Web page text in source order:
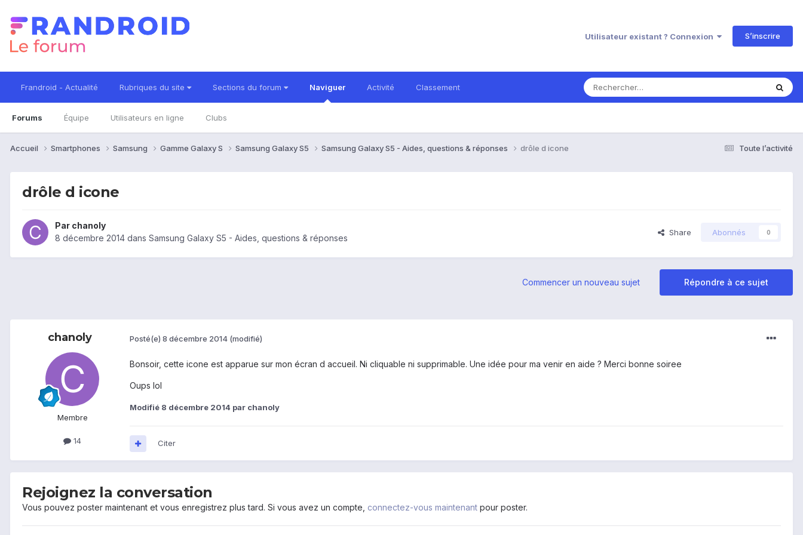
Utilisateur existant ? Connexion S’inscrire
Frandroid - Actualité Rubriques du site Sections du forum Naviguer
Forums Équipe Utilisateurs en ligne Clubs
Activité Classement
Toute l’activité
Accueil Smartphones Samsung Gamme Galaxy S Samsung Galaxy S5 Samsung Galaxy S5 - Aides, questions & réponses drôle d icone
drôle d icone
Par chanoly
8 décembre 2014 dans Samsung Galaxy S5 - Aides, questions & réponses
Share Abonnés 0
Répondre à ce sujet
Commencer un nouveau sujet
chanoly
Membre
14
Posté(e) 8 décembre 2014 (modifié)
Bonsoir, cette icone est apparue sur mon écran d accueil. Ni cliquable ni supprimable. Une idée pour ma venir en aide ? Merci bonne soiree
Oups lol
Modifié 8 décembre 2014 par chanoly
Citer
Rejoignez la conversation
Vous pouvez poster maintenant et vous enregistrez plus tard. Si vous avez un compte, connectez-vous maintenant pour poster.